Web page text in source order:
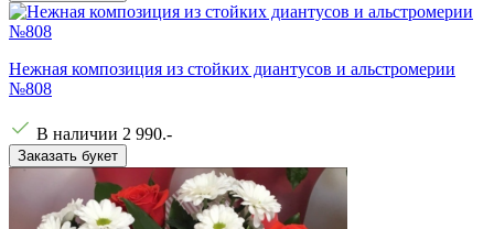
Нежная композиция из стойких диантусов и альстромерии
№808
В наличии 2 990.-
Заказать букет